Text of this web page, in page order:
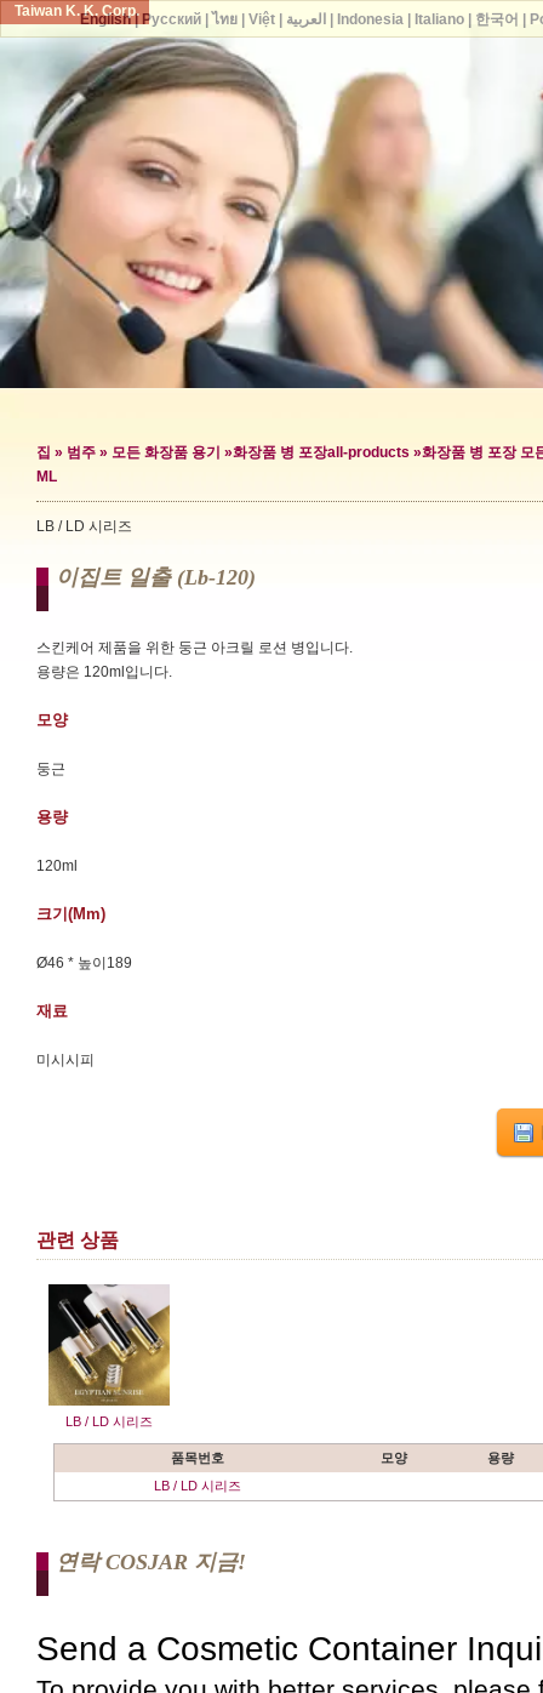
Taiwan K. K. Corp.
집 » 범주 » 모든 화장품 용기 »화장품 병 포장all-products »화장품 병 포장 모
ML
LB / LD 시리즈
이집트 일출 (lb-120)
스킨케어 제품을 위한 둥근 아크릴 로션 병입니다.
용량은 120ml입니다.
모양
둥근
용량
120ml
크기(mm)
Ø46 * 높이189
재료
미시시피
관련 상품
LB / LD 시리즈
품목번호 모양
용량
LB / LD 시리즈
연락 COSJAR 지금!
English| Русский| ไทย| Việt| العربية Indonesia| Italiano| 한국어